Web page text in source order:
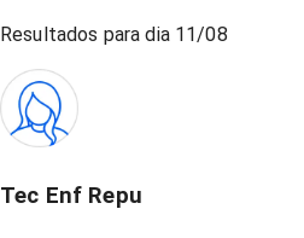
Resultados para dia 11/08
Tec Enf Repu